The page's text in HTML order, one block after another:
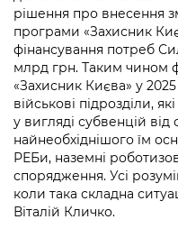
Підприємства,
Kyiv International
Річні звіти
Гендерна політика
Безбар'єрність
Київська міська
Портал Захисників
Безбар'єрність
Портал послуг
Міський
Важливе під час
Уряд» – місцевий
Важливе під час
Про відкриті дані
Портал даних Києва
Публічні дашборди
рішення про внесення
програми «Захисник
фінансування потреб
млрд грн. Таким чином
«Захисник Києва» у
військові підрозділи,
у вигляді субвенцій
найнеобхіднішого їм
РЕБи, наземні
спорядження. Усі
коли така складна
Віталій Кличко.